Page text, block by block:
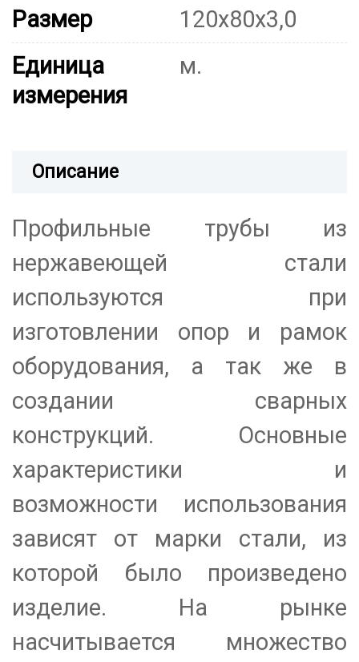
Размер
120х80х3,0
Единица
измерения
м.
Описание
Профильные трубы из
нержавеющей стали
используются при
изготовлении опор и рамок
оборудования, а так же в
создании сварных
конструкций. Основные
характеристики и
возможности использования
зависят от марки стали, из
которой было произведено
изделие. На рынке
насчитывается множество